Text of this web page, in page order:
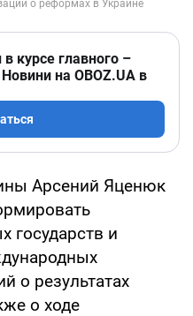
курсе главного –
на OBOZ.UA в
Арсений Яценюк
государств и
о результатах
о ходе